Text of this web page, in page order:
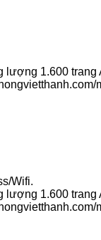
1.600 trang
Wifi.
1.600 trang